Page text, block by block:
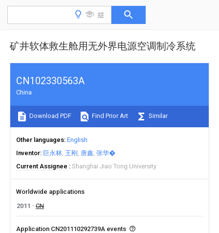
矿井软体救生舱用无外界电源空调制冷系统
CN102330563A
China
Download PDF Find Prior Art Similar
Other languages English
Inventor 巨永林 王刚 唐鑫 张华�
Current Assignee
Shanghai Jiao Tong University
Worldwide applications
2011
CN
Application CN201110292739A events